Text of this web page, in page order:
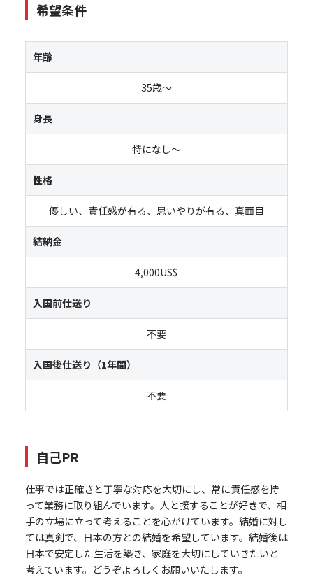
希望条件
年齢
35歳～
身長
特になし～
性格
優しい、責任感が有る、思いやりが有る、真面目
結納金
4,000US$
入国前仕送り
不要
入国後仕送り（1年間）
不要
自己PR
仕事では正確さと丁寧な対応を大切にし、常に責任感を持
って業務に取り組んでいます。人と接することが好きで、相
手の立場に立って考えることを心がけています。結婚に対し
ては真剣で、日本の方との結婚を希望しています。結婚後は
日本で安定した生活を築き、家庭を大切にしていきたいと
考えています。どうぞよろしくお願いいたします。